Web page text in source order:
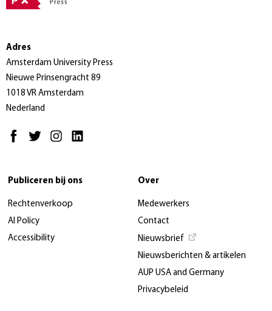
Adres
Amsterdam University Press
Nieuwe Prinsengracht 89
1018 VR Amsterdam
Nederland
Publiceren bij ons
Rechtenverkoop
AI Policy
Accessibility
Over
Medewerkers
Contact
Nieuwsbrief
Nieuwsberichten & artikelen
AUP USA and Germany
Privacybeleid